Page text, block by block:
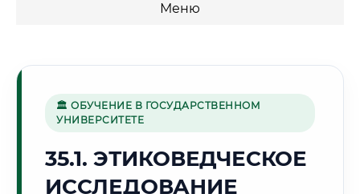
Меню
специальности"
Стоимость по программам обучения "Судебная экспертиза"
Стоимость по программам обучения "Экспертиза"
🏛 ОБУЧЕНИЕ В ГОСУДАРСТВЕННОМ
УНИВЕРСИТЕТЕ
35.1. ЭТИКОВЕДЧЕСКОЕ
ИССЛЕДОВАНИЕ